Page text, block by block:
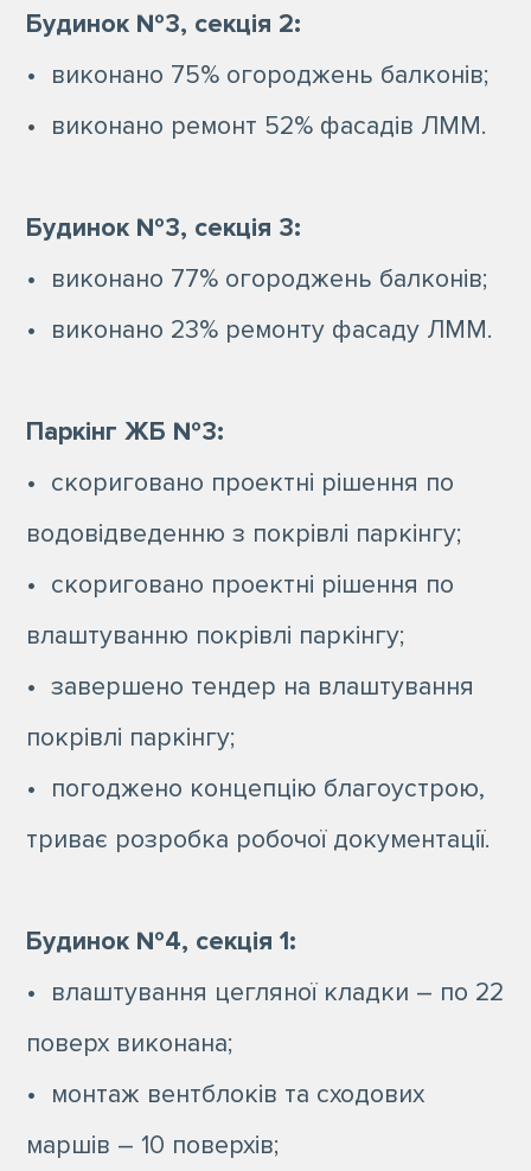
Будинок №3, секція 2:
• виконано 75% огороджень балконів;
• виконано ремонт 52% фасадів ЛММ.
Будинок №3, секція 3:
• виконано 77% огороджень балконів;
• виконано 23% ремонту фасаду ЛММ.
Паркінг ЖБ №3:
• скориговано проектні рішення по
водовідведенню з покрівлі паркінгу;
• скориговано проектні рішення по
влаштуванню покрівлі паркінгу;
• завершено тендер на влаштування
покрівлі паркінгу;
• погоджено концепцію благоустрою,
триває розробка робочої документації.
Будинок №4, секція 1:
• влаштування цегляної кладки – по 22
поверх виконана;
• монтаж вентблоків та сходових
маршів – 10 поверхів;